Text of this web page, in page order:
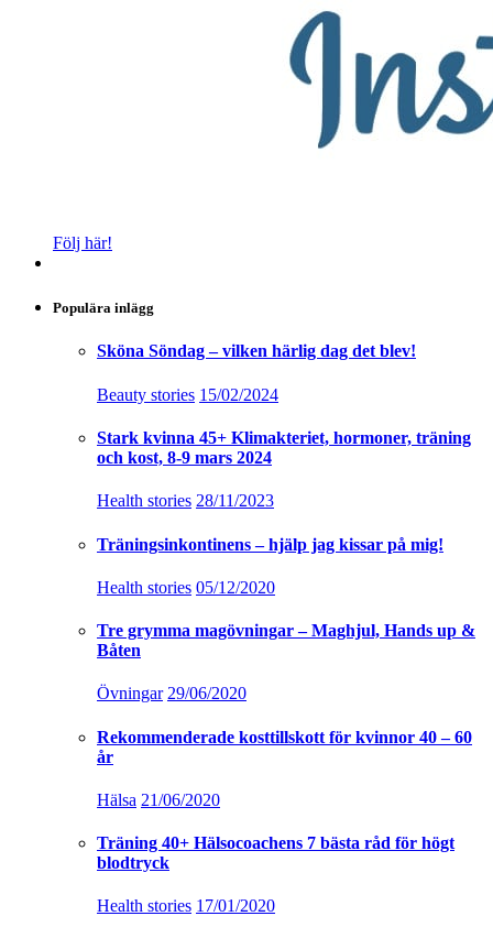
Följ här!
Populära inlägg
Sköna Söndag – vilken härlig dag det blev!
Beauty stories 15/02/2024
Stark kvinna 45+ Klimakteriet, hormoner, träning
och kost, 8-9 mars 2024
Health stories 28/11/2023
Träningsinkontinens – hjälp jag kissar på mig!
Health stories 05/12/2020
Tre grymma magövningar – Maghjul, Hands up &
Båten
Övningar 29/06/2020
Rekommenderade kosttillskott för kvinnor 40 – 60
år
Hälsa 21/06/2020
Träning 40+ Hälsocoachens 7 bästa råd för högt
blodtryck
Health stories 17/01/2020